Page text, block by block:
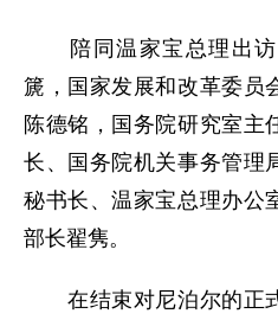
陪同温家宝总理出访
篪，国家发展和改革委员
陈德铭，国务院研究室主
长、国务院机关事务管理
秘书长、温家宝总理办公
部长翟隽。
在结束对尼泊尔的正